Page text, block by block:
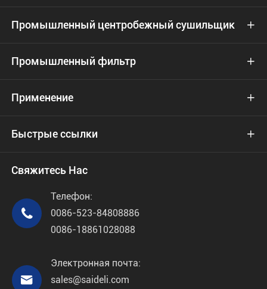
Промышленный центробежный сушильщик 
Промышленный фильтр 
Применение 
Быстрые ссылки 
Свяжитесь Нас

Телефон:
0086-523-84808886
0086-18861028088

Электронная почта:
sales@saideli.com